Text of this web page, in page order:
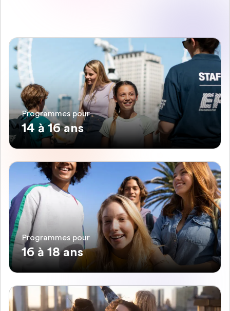
Programmes pour
14 à 16 ans
Programmes pour
16 à 18 ans